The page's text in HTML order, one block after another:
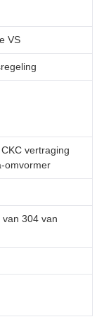
VS
vertraging
omvormer
304 van